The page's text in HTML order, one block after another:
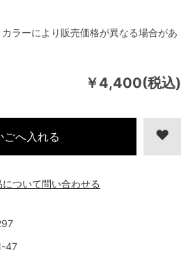
￥4,400(税込)
47
カラーにより販売価格が異なる場合があ
について問い合わせる